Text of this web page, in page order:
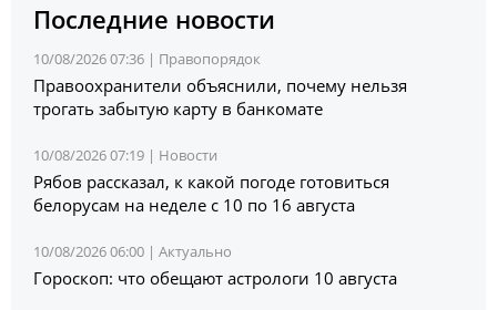
Последние новости
10/08/2026 07:36 | Правопорядок
Правоохранители объяснили, почему нельзя
трогать забытую карту в банкомате
10/08/2026 07:19 | Новости
Рябов рассказал, к какой погоде готовиться
белорусам на неделе с 10 по 16 августа
10/08/2026 06:00 | Актуально
Гороскоп: что обещают астрологи 10 августа